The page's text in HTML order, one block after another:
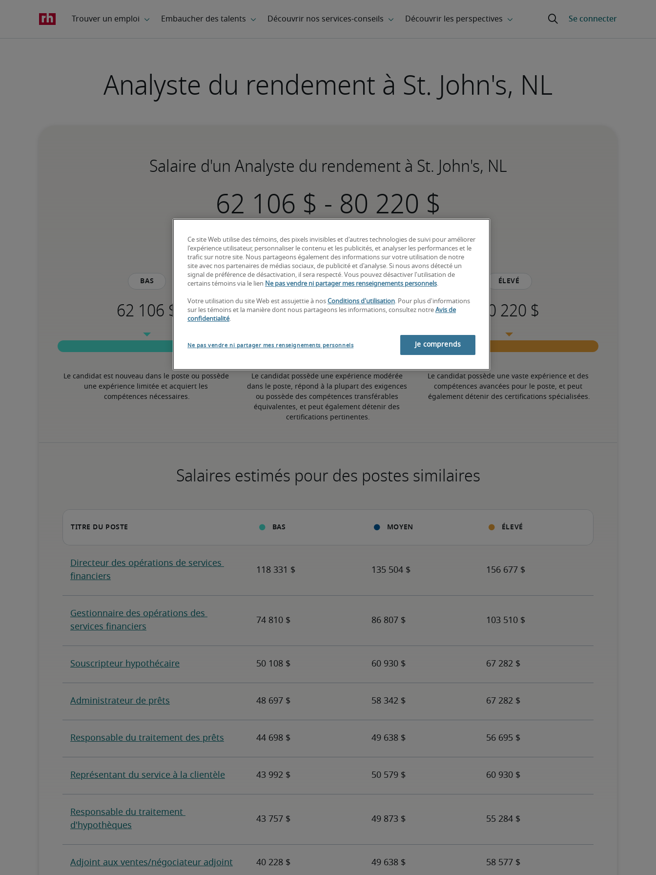
Analyste du rendement à St. John's, NL
Salaire d'un Analyste du rendement à St. John's, NL
-
5,9% inférieur à la moyenne nationale
Bas
Le candidat est nouveau dans le poste ou possède
une expérience limitée et acquiert les
compétences nécessaires.
Moyen
Le candidat possède une expérience modérée
dans le poste, répond à la plupart des exigences
ou possède des compétences transférables
équivalentes, et peut également détenir des
certifications pertinentes.
Élevé
Le candidat possède une vaste expérience et des
compétences avancées pour le poste, et peut
également détenir des certifications spécialisées.
Salaires estimés pour des postes similaires
Ce site Web utilise des témoins, des pixels invisibles et d'autres technologies de suivi pour améliorer
l'expérience utilisateur, personnaliser le contenu et les publicités, et analyser les performances et le
trafic sur notre site. Nous partageons également des informations sur votre utilisation de notre
site avec nos partenaires de médias sociaux, de publicité et d'analyse. Si nous avons détecté un
signal de préférence de désactivation, il sera respecté. Vous pouvez désactiver l'utilisation de
certains témoins via le lien Ne pas vendre ni partager mes renseignements personnels.
Votre utilisation du site Web est assujettie à nos Conditions d'utilisation. Pour plus d'informations
sur les témoins et la manière dont nous partageons les informations, consultez notre Avis de
confidentialité.
Ne pas vendre ni partager mes renseignements personnels Je comprends